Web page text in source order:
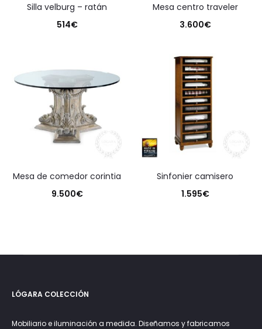
silla velburg – ratán
514€
mesa centro traveler
3.600€
mesa de comedor corintia
9.500€
sinfonier camisero
1.595€
LÓGARA COLECCIÓN
Mobiliario e iluminación a medida. Diseñamos y fabricamos